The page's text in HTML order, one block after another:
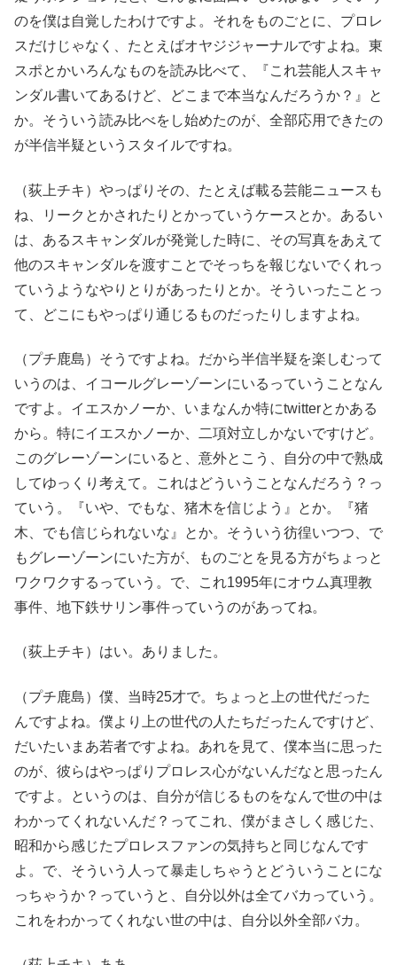
のを僕は自覚したわけですよ。それをものごとに、プロレ
スだけじゃなく、たとえばオヤジジャーナルですよね。東
スポとかいろんなものを読み比べて、『これ芸能人スキャ
ンダル書いてあるけど、どこまで本当なんだろうか？』と
か。そういう読み比べをし始めたのが、全部応用できたの
が半信半疑というスタイルですね。
（荻上チキ）やっぱりその、たとえば載る芸能ニュースも
ね、リークとかされたりとかっていうケースとか。あるい
は、あるスキャンダルが発覚した時に、その写真をあえて
他のスキャンダルを渡すことでそっちを報じないでくれっ
ていうようなやりとりがあったりとか。そういったことっ
て、どこにもやっぱり通じるものだったりしますよね。
（プチ鹿島）そうですよね。だから半信半疑を楽しむって
いうのは、イコールグレーゾーンにいるっていうことなん
ですよ。イエスかノーか、いまなんか特にtwitterとかある
から。特にイエスかノーか、二項対立しかないですけど。
このグレーゾーンにいると、意外とこう、自分の中で熟成
してゆっくり考えて。これはどういうことなんだろう？っ
ていう。『いや、でもな、猪木を信じよう』とか。『猪
木、でも信じられないな』とか。そういう彷徨いつつ、で
もグレーゾーンにいた方が、ものごとを見る方がちょっと
ワクワクするっていう。で、これ1995年にオウム真理教
事件、地下鉄サリン事件っていうのがあってね。
（荻上チキ）はい。ありました。
（プチ鹿島）僕、当時25才で。ちょっと上の世代だった
んですよね。僕より上の世代の人たちだったんですけど、
だいたいまあ若者ですよね。あれを見て、僕本当に思った
のが、彼らはやっぱりプロレス心がないんだなと思ったん
ですよ。というのは、自分が信じるものをなんで世の中は
わかってくれないんだ？ってこれ、僕がまさしく感じた、
昭和から感じたプロレスファンの気持ちと同じなんです
よ。で、そういう人って暴走しちゃうとどういうことにな
っちゃうか？っていうと、自分以外は全てバカっていう。
これをわかってくれない世の中は、自分以外全部バカ。